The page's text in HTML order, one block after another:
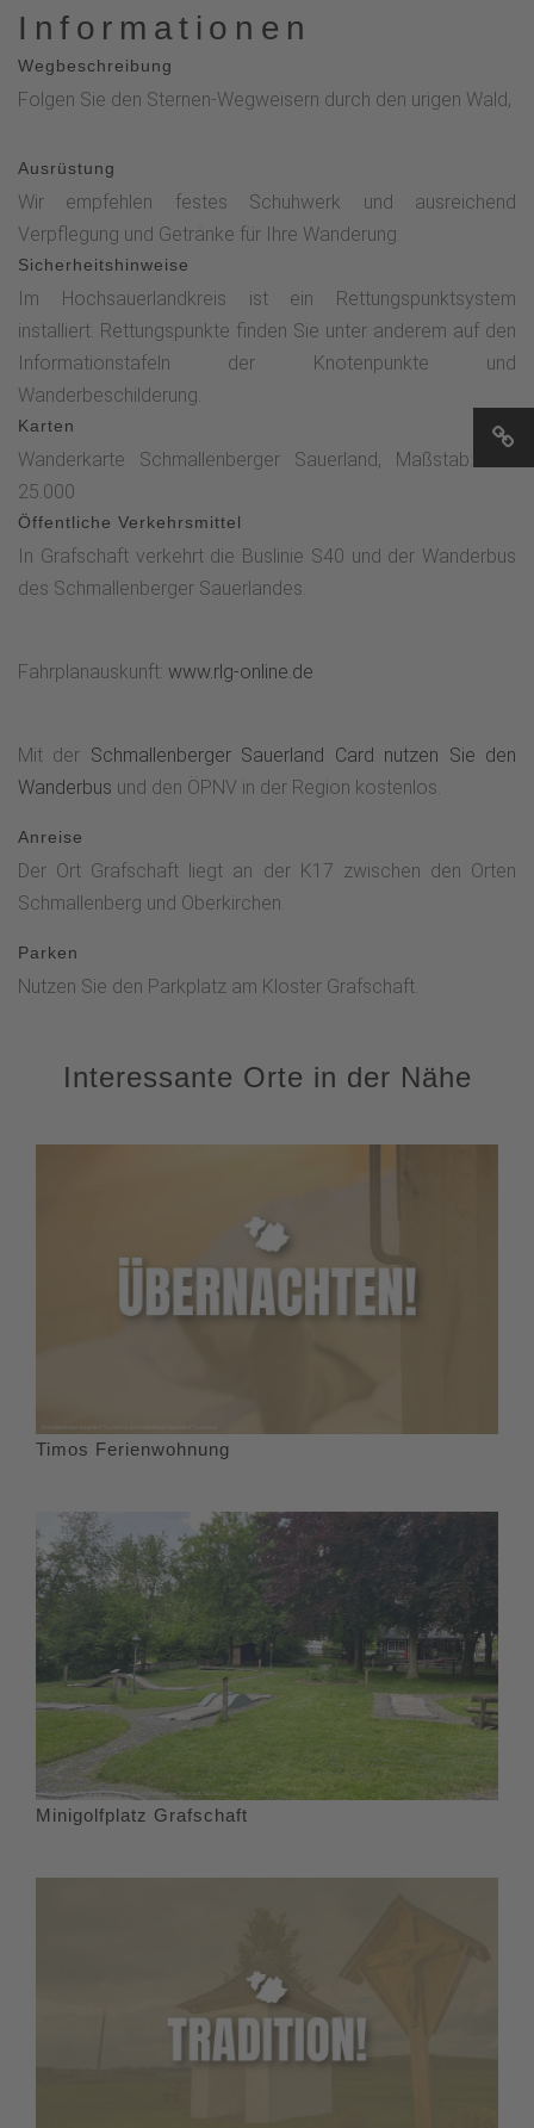
Informationen
Wegbeschreibung
Folgen Sie den Sternen-Wegweisern durch den urigen Wald,
Ausrüstung
Wir empfehlen festes Schuhwerk und ausreichend
Verpflegung und Getränke für Ihre Wanderung.
Sicherheitshinweise
Im Hochsauerlandkreis ist ein Rettungspunktsystem
installiert. Rettungspunkte finden Sie unter anderem auf den
Informationstafeln der Knotenpunkte und
Wanderbeschilderung.
Karten
Wanderkarte Schmallenberger Sauerland, Maßstab: 1 :
25.000
Öffentliche Verkehrsmittel
In Grafschaft verkehrt die Buslinie S40 und der Wanderbus
des Schmallenberger Sauerlandes.
Fahrplanauskunft: www.rlg-online.de
Mit der Schmallenberger Sauerland Card nutzen Sie den
Wanderbus und den ÖPNV in der Region kostenlos.
Anreise
Der Ort Grafschaft liegt an der K17 zwischen den Orten
Schmallenberg und Oberkirchen.
Parken
Nutzen Sie den Parkplatz am Kloster Grafschaft.
Interessante Orte in der Nähe
Timos Ferienwohnung
Minigolfplatz Grafschaft